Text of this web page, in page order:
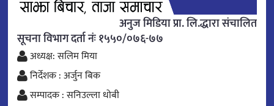
अनुज मिडिया प्रा. लि.द्धारा संचालित
सूचना विभाग दर्ता नंः १५५०/०७६-७७
अध्यक्ष: सलिम मिया
निर्देशक : अर्जुन बिक
सम्पादक : सनिउल्ला धोबी